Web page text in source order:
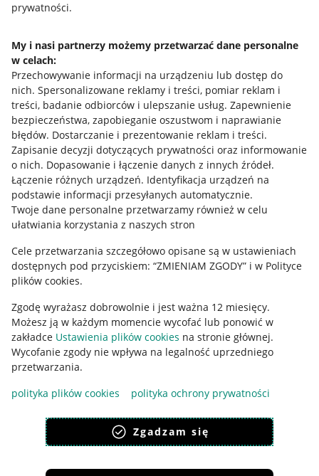
prywatności.
My i nasi partnerzy możemy przetwarzać dane personalne
w celach:
Przechowywanie informacji na urządzeniu lub dostęp do
nich. Spersonalizowane reklamy i treści, pomiar reklam i
treści, badanie odbiorców i ulepszanie usług. Zapewnienie
bezpieczeństwa, zapobieganie oszustwom i naprawianie
błędów. Dostarczanie i prezentowanie reklam i treści.
Zapisanie decyzji dotyczących prywatności oraz informowanie
o nich. Dopasowanie i łączenie danych z innych źródeł.
Łączenie różnych urządzeń. Identyfikacja urządzeń na
podstawie informacji przesyłanych automatycznie.
Twoje dane personalne przetwarzamy również w celu
ułatwiania korzystania z naszych stron
Cele przetwarzania szczegółowo opisane są w ustawieniach
dostępnych pod przyciskiem: “ZMIENIAM ZGODY” i w Polityce
plików cookies.
Zgodę wyrażasz dobrowolnie i jest ważna 12 miesięcy.
Możesz ją w każdym momencie wycofać lub ponowić w
zakładce Ustawienia plików cookies na stronie głównej.
Wycofanie zgody nie wpływa na legalność uprzedniego
przetwarzania.
polityka plików cookies
polityka ochrony prywatności
Zgadzam się
Jak to działa
Allegro Gadane dla sprzedających
Allegro Gadane dla kupujących
Mapa miejscowości
Informacje prawne
Regulamin
Polityka plików "cookies"
Ustawienia plików "cookies"
Udostępnianie lokalizacji
Informacje dla Aktu o Usługach Cyfrowych
Pobierz aplikację